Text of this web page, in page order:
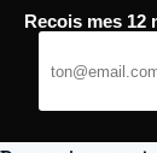
PasserRecois mes